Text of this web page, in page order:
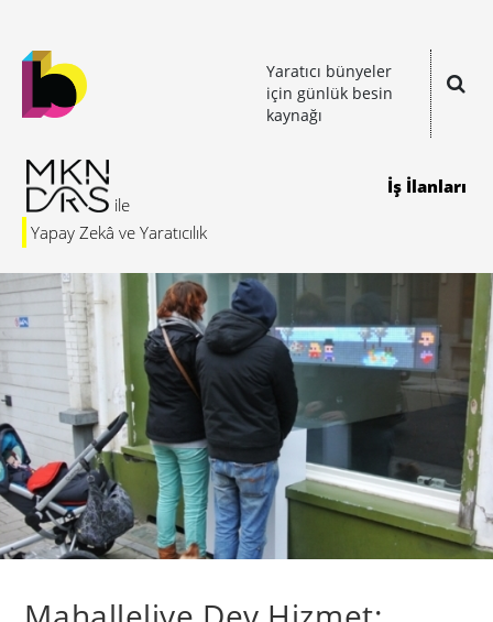
Yaratıcı bünyeler
için günlük besin
kaynağı
Yapay Zekâ ve Yaratıcılık
İş İlanları